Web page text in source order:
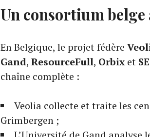
Un consortium
En Belgique, le projet fédère
Gand, ResourceFull, Orbix et
chaîne complète :
Veolia collecte et traite les
Grimbergen ;